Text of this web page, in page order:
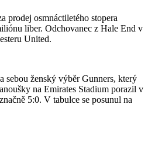
prodej osmnáctiletého stopera
liber. Odchovanec z Hale End v
United.
sebou ženský výběr Gunners, který
na Emirates Stadium porazil v
5:0. V tabulce se posunul na